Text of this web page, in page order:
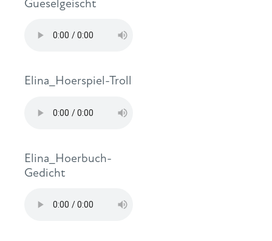
Gueselgeischt
Elina_Hoerspiel-Troll
Elina_Hoerbuch-
Gedicht